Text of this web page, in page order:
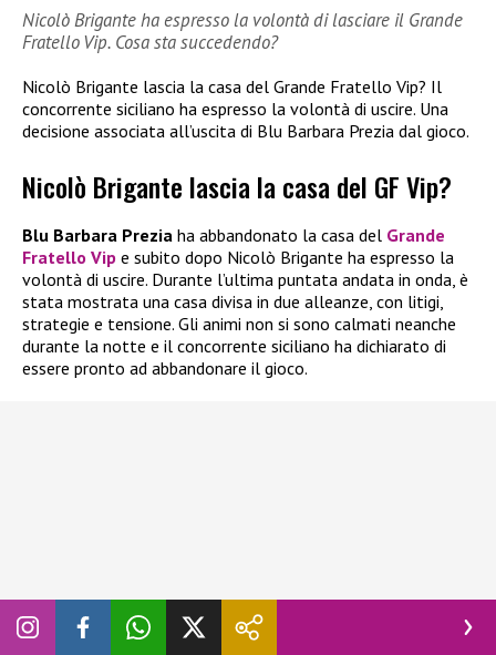
Nicolò Brigante ha espresso la volontà di lasciare il Grande
Fratello Vip. Cosa sta succedendo?
Nicolò Brigante lascia la casa del Grande Fratello Vip? Il
concorrente siciliano ha espresso la volontà di uscire. Una
decisione associata all’uscita di Blu Barbara Prezia dal gioco.
Nicolò Brigante lascia la casa del GF Vip?
Blu Barbara Prezia ha abbandonato la casa del Grande
Fratello Vip e subito dopo Nicolò Brigante ha espresso la
volontà di uscire. Durante l’ultima puntata andata in onda, è
stata mostrata una casa divisa in due alleanze, con litigi,
strategie e tensione. Gli animi non si sono calmati neanche
durante la notte e il concorrente siciliano ha dichiarato di
essere pronto ad abbandonare il gioco.